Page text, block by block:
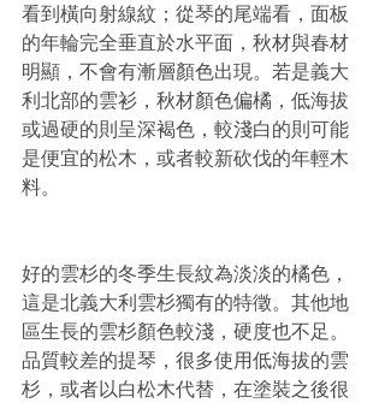
看到橫向射線紋；從琴的尾端看，面板
的年輪完全垂直於水平面，秋材與春材
明顯，不會有漸層顏色出現。若是義大
利北部的雲衫，秋材顏色偏橘，低海拔
或過硬的則呈深褐色，較淺白的則可能
是便宜的松木，或者較新砍伐的年輕木
料。
好的雲杉的冬季生長紋為淡淡的橘色，
這是北義大利雲杉獨有的特徵。其他地
區生長的雲杉顏色較淺，硬度也不足。
品質較差的提琴，很多使用低海拔的雲
杉，或者以白松木代替，在塗裝之後很